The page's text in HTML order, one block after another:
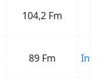
104,2 Fm
89 Fm